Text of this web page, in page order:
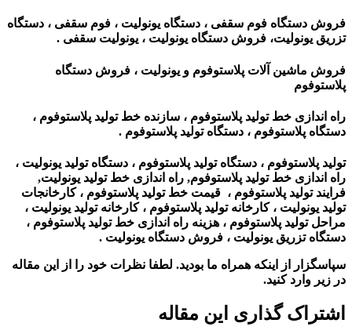
فروش دستگاه فوم سقفی ، دستگاه یونولیت ، فوم سقفی ، دستگاه
تزریق یونولیت، فروش دستگاه یونولیت ، یونولیت سقفی .
فروش ماشین آلات پلاستوفوم و یونولیت ، فروش دستگاه
پلاستوفوم
راه اندازی خط تولید پلاستوفوم ، سازنده خط تولید پلاستوفوم ،
دستگاه پلاستوفوم ، دستگاه تولید پلاستوفوم .
تولید پلاستوفوم ، دستگاه تولید پلاستوفوم ، دستگاه تولید یونولیت ،
راه اندازی خط تولید پلاستوفوم, راه اندازی خط تولید یونولیت,
فرایند تولید پلاستوفوم ، قیمت خط تولید پلاستوفوم ، کارخانجات
تولید یونولیت ، کارخانه تولید پلاستوفوم ، کارخانه تولید یونولیت ،
مراحل تولید پلاستوفوم ، هزینه راه اندازی خط تولید پلاستوفوم ،
دستگاه تزریق یونولیت ، فروش دستگاه یونولیت .
سپاسگزار از اینکه همراه ما بودید. لطفا نظرات خود را از این مقاله
در زیر وارد کنید.
اشتراک گذاری این مقاله